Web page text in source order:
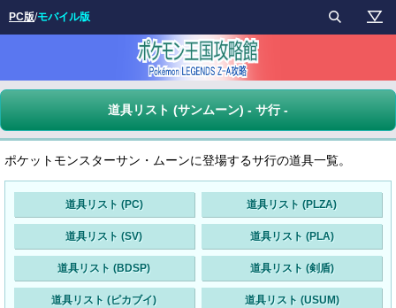
道具リスト (サンムーン) - サ行 -
ポケットモンスターサン・ムーンに登場するサ行の道具一覧。
道具リスト (PC) 道具リスト (PLZA)
道具リスト (SV) 道具リスト (PLA)
道具リスト (BDSP) 道具リスト (剣盾)
道具リスト (ピカブイ) 道具リスト (USUM)
PC版/モバイル版